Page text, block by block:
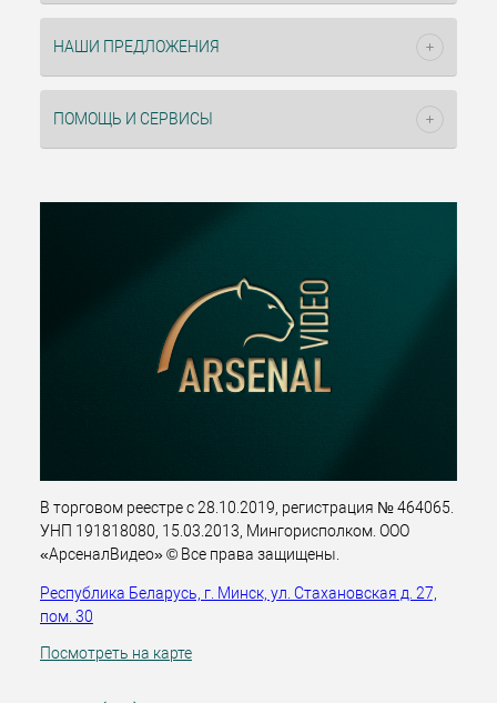
НАШИ ПРЕДЛОЖЕНИЯ
ПОМОЩЬ И СЕРВИСЫ
В торговом реестре с 28.10.2019, регистрация № 464065.
УНП 191818080, 15.03.2013, Мингорисполком. ООО
«АрсеналВидео» © Все права защищены.
Республика Беларусь, г. Минск, ул. Стахановская д. 27,
пом. 30
Посмотреть на карте